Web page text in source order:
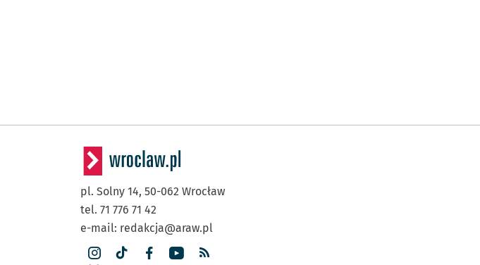
pl. Solny 14, 50-062 Wrocław
tel. 71 776 71 42
e-mail: redakcja@araw.pl